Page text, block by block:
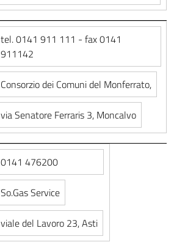
tel. 0141 911 111 - fax 0141
911142
Consorzio dei Comuni del Monferrato,
via Senatore Ferraris 3, Moncalvo
0141 476200
So.Gas Service
viale del Lavoro 23, Asti